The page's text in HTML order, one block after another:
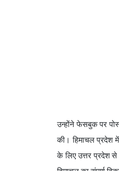
उन्होंने फेसबुक पर
की। हिमाचल प्रदेश
के लिए उत्तर प्रदेश से